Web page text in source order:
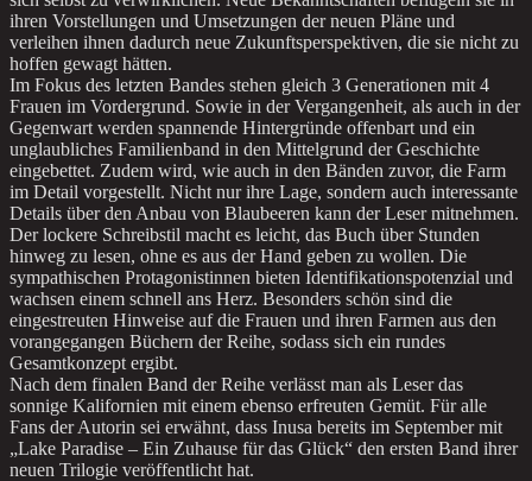
ihren Vorstellungen und Umsetzungen der neuen Pläne und
verleihen ihnen dadurch neue Zukunftsperspektiven, die sie nicht zu
hoffen gewagt hätten.
Im Fokus des letzten Bandes stehen gleich 3 Generationen mit 4
Frauen im Vordergrund. Sowie in der Vergangenheit, als auch in der
Gegenwart werden spannende Hintergründe offenbart und ein
unglaubliches Familienband in den Mittelgrund der Geschichte
eingebettet. Zudem wird, wie auch in den Bänden zuvor, die Farm
im Detail vorgestellt. Nicht nur ihre Lage, sondern auch interessante
Details über den Anbau von Blaubeeren kann der Leser mitnehmen.
Der lockere Schreibstil macht es leicht, das Buch über Stunden
hinweg zu lesen, ohne es aus der Hand geben zu wollen. Die
sympathischen Protagonistinnen bieten Identifikationspotenzial und
wachsen einem schnell ans Herz. Besonders schön sind die
eingestreuten Hinweise auf die Frauen und ihren Farmen aus den
vorangegangen Büchern der Reihe, sodass sich ein rundes
Gesamtkonzept ergibt.
Nach dem finalen Band der Reihe verlässt man als Leser das
sonnige Kalifornien mit einem ebenso erfreuten Gemüt. Für alle
Fans der Autorin sei erwähnt, dass Inusa bereits im September mit
„Lake Paradise – Ein Zuhause für das Glück“ den ersten Band ihrer
neuen Trilogie veröffentlicht hat.